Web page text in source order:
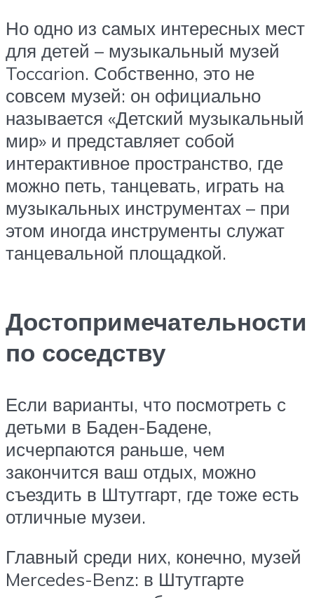
Но одно из самых интересных мест
для детей – музыкальный музей
Toccarion. Собственно, это не
совсем музей: он официально
называется «Детский музыкальный
мир» и представляет собой
интерактивное пространство, где
можно петь, танцевать, играть на
музыкальных инструментах – при
этом иногда инструменты служат
танцевальной площадкой.
Достопримечательности
по соседству
Если варианты, что посмотреть с
детьми в Баден-Бадене,
исчерпаются раньше, чем
закончится ваш отдых, можно
съездить в Штутгарт, где тоже есть
отличные музеи.
Главный среди них, конечно, музей
Mercedes-Benz: в Штутгарте